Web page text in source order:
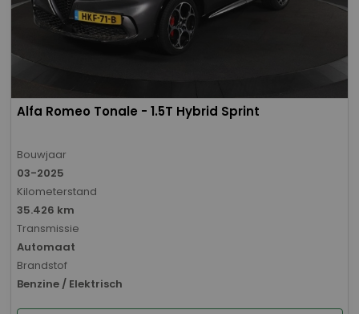
Alfa Romeo Tonale - 1.5T Hybrid Sprint
Bouwjaar
03-2025
Kilometerstand
35.426 km
Transmissie
Automaat
Brandstof
Benzine / Elektrisch